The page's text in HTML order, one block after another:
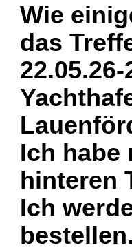
Wie
das
22.05.26-
Ich habe
hinteren
Ich
bestellen.